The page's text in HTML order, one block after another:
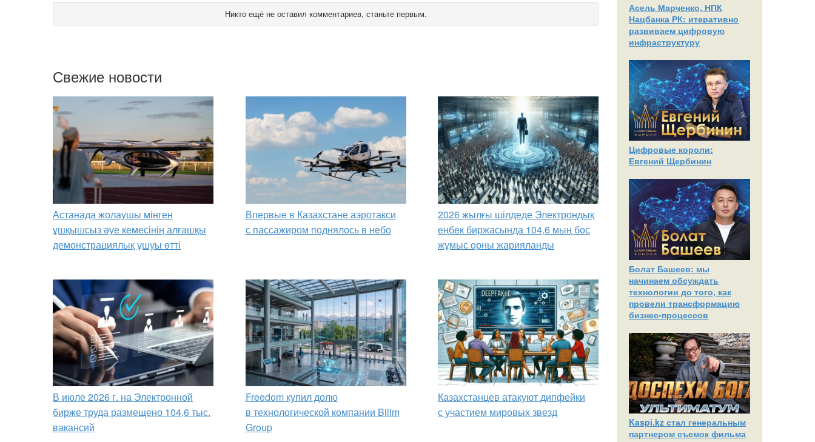
Никто ещё не оставил комментариев, станьте первым.
Свежие новости
Астанада жолаушы мінген
ұшқышсыз әуе кемесінің алғашқы
демонстрациялық ұшуы өтті
Впервые в Казахстане аэротакси
с пассажиром поднялось в небо
2026 жылғы шілдеде Электрондық
еңбек биржасында 104,6 мың бос
жұмыс орны жарияланды
В июле 2026 г. на Электронной
бирже труда размещено 104,6 тыс.
вакансий
Freedom купил долю
в технологической компании Bilim
Group
Казахстанцев атакуют дипфейки
с участием мировых звезд
Асель Марченко, НПК
Нацбанка РК: итеративно
развиваем цифровую
инфраструктуру
Цифровые короли:
Евгений Щербинин
Болат Башеев: мы
начинаем обсуждать
технологии до того, как
провели трансформацию
бизнес-процессов
Kaspi.kz стал генеральным
партнером съемок фильма